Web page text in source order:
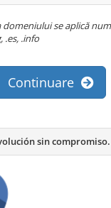
se aplică
.es, .info
Continuare
sin compromiso.